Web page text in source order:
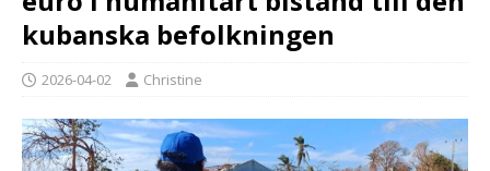
kubanska befolkningen
2026-04-02 Christine